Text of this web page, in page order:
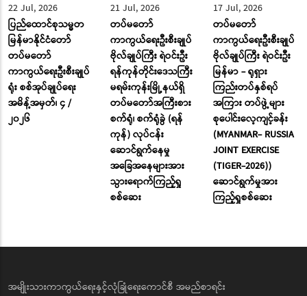
22 Jul, 2026
ပြည်ထောင်စုသမ္မတ
မြန်မာနိုင်ငံတော်
တပ်မတော်
ကာကွယ်ရေးဦးစီးချုပ်
ရုံး စစ်အုပ်ချုပ်ရေး
အမိန့်အမှတ်၊ ၄ /
၂၀၂၆
21 Jul, 2026
တပ်မတော်
ကာကွယ်ရေးဦးစီးချုပ်
ဗိုလ်ချုပ်ကြီး ရဲဝင်းဦး
ရန်ကုန်တိုင်းဒေသကြီး
မရမ်းကုန်းမြို့နယ်ရှိ
တပ်မတော်အကြီးစား
စက်ရုံ၊ စက်ရုံခွဲ (ရန်
ကုန်) လုပ်ငန်း
ဆောင်ရွက်နေမှု
အခြေအနေများအား
သွားရောက်ကြည့်ရှု
စစ်ဆေး
17 Jul, 2026
တပ်မတော်
ကာကွယ်ရေးဦးစီးချုပ်
ဗိုလ်ချုပ်ကြီး ရဲဝင်းဦး
မြန်မာ - ရုရှား
ကြည်းတပ်နှစ်ရပ်
အကြား တပ်ဖွဲ့များ
စုပေါင်းလေ့ကျင့်ခန်း
(MYANMAR- RUSSIA
JOINT EXERCISE
(TIGER-2026))
ဆောင်ရွက်မှုအား
ကြည့်ရှုစစ်ဆေး
အမျိုးသားကာကွယ်ရေးနှင့်လုံခြုံရေးကောင်စီ အမည်စာရင်း